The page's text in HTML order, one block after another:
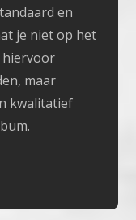
en
je niet op het
hiervoor
maar
kwalitatief